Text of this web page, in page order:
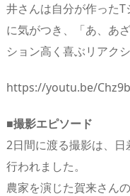
井さんは自分が作った
に気がつき、「あ、あ
ション高く喜ぶリアク
https://youtu.be/
■撮影エピソード
2日間に渡る撮影は、
行われました。
農家を演じた賀来さん